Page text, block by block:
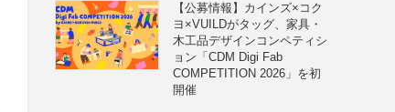
【公募情報】カインズ×コク
ヨ×VUILDがタッグ、家具・
木工品デザインコンペティシ
ョン「CDM Digi Fab
COMPETITION 2026」を初
開催